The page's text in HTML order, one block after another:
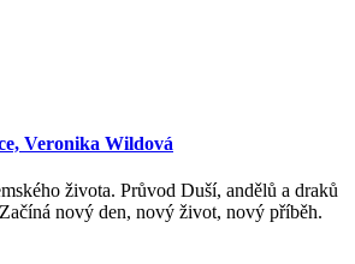
Veronika Wildová
života. Průvod Duší, andělů a draků
nový den, nový život, nový příběh.